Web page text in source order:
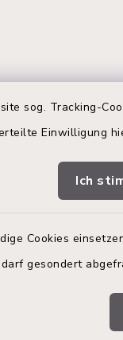
sog. Tracking-
Einwilligung
Ich
Cookies
gesondert
bis Donnerstag: